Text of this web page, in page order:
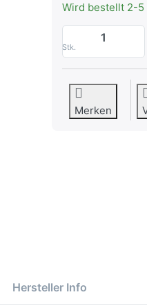
Wird bestellt 2-5
Stk.
Merken
Hersteller Info